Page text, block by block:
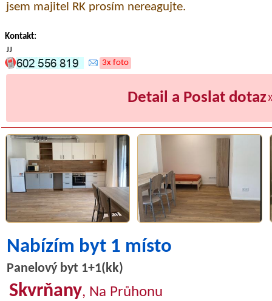
jsem majitel RK prosím nereagujte.
Kontakt:
JJ
3x foto
Detail a Poslat dotaz
Nabízím byt 1 místo
Panelový byt 1+1(kk)
Skvrňany, Na Průhonu